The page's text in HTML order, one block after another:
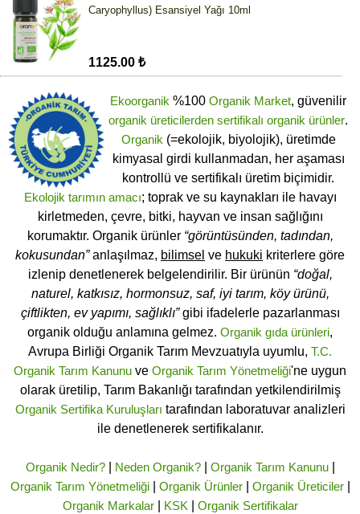
Caryophyllus) Esansiyel Yağı 10ml
1125.00 ₺
Ekoorganik %100 Organik Market, güvenilir
organik üreticilerden sertifikalı organik ürünler.
Organik (=ekolojik, biyolojik), üretimde
kimyasal girdi kullanmadan, her aşaması
kontrollü ve sertifikalı üretim biçimidir.
Ekolojik tarımın amacı; toprak ve su kaynakları ile havayı
kirletmeden, çevre, bitki, hayvan ve insan sağlığını
korumaktır. Organik ürünler “görüntüsünden, tadından,
kokusundan”anlaşılmaz, bilimsel ve hukuki kriterlere göre
izlenip denetlenerek belgelendirilir. Bir ürünün “doğal,
naturel, katkısız, hormonsuz, saf, iyi tarım, köy ürünü,
çiftlikten, ev yapımı, sağlıklı”gibi ifadelerle pazarlanması
organik olduğu anlamına gelmez. Organik gıda ürünleri,
Avrupa Birliği Organik Tarım Mevzuatıyla uyumlu, T.C.
Organik Tarım Kanunu ve Organik Tarım Yönetmeliği'ne uygun
olarak üretilip, Tarım Bakanlığı tarafından yetkilendirilmiş
Organik Sertifika Kuruluşları tarafından laboratuvar analizleri
ile denetlenerek sertifikalanır.
Organik Nedir?| Neden Organik?| Organik Tarım Kanunu|
Organik Tarım Yönetmeliği| Organik Ürünler| Organik Üreticiler|
Organik Markalar| KSK Organik Sertifikalar